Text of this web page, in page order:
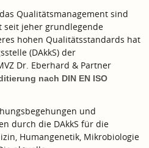
Qualitätsmanagement sind
seit jeher grundlegende
hohen Qualitätsstandards hat
(DAkkS) der
Dr. Eberhard & Partner
nach DIN EN ISO
und
durch die DAkkS für die
Humangenetik, Mikrobiologie